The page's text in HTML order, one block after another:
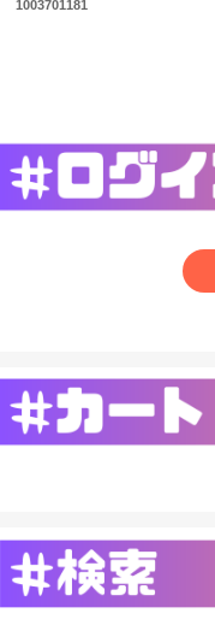
1003701181